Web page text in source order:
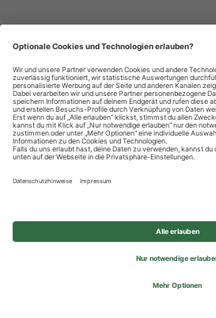
Impressum
Privatsphäre-
© 2026 REWE Group - All